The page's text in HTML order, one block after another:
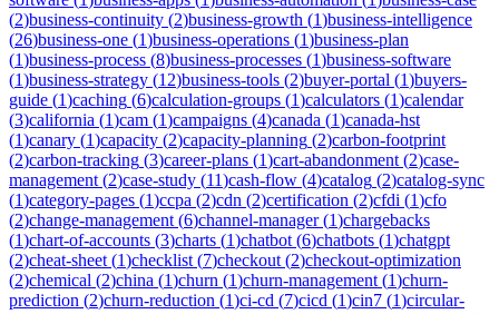
(2)business-continuity (2)business-growth (1)business-intelligence
(26)business-one (1)business-operations (1)business-plan
(1)business-process (8)business-processes (1)business-software
(1)business-strategy (12)business-tools (2)buyer-portal (1)buyers-
guide (1)caching (6)calculation-groups (1)calculators (1)calendar
(3)california (1)cam (1)campaigns (4)canada (1)canada-hst
(1)canary (1)capacity (2)capacity-planning (2)carbon-footprint
(2)carbon-tracking (3)career-plans (1)cart-abandonment (2)case-
management (2)case-study (11)cash-flow (4)catalog (2)catalog-sync
(1)category-pages (1)ccpa (2)cdn (2)certification (2)cfdi (1)cfo
(2)change-management (6)channel-manager(1)chargebacks
(1)chart-of-accounts (3)charts (1)chatbot (6)chatbots (1)chatgpt
(2)cheat-sheet (1)checklist (7)checkout (2)checkout-optimization
(2)chemical (2)china (1)churn (1)churn-management (1)churn-
prediction (2)churn-reduction (1)ci-cd (7)cicd (1)cin7 (1)circular-